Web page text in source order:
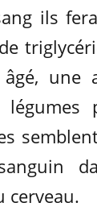
ils
âgé, une
cerveau.